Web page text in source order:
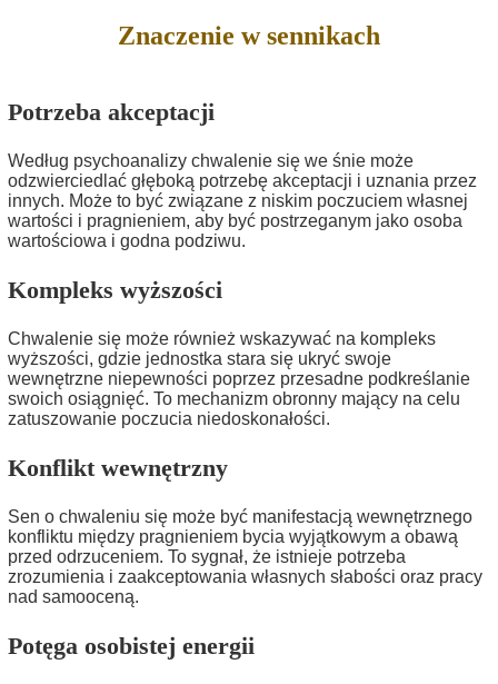
Znaczenie w sennikach
Potrzeba akceptacji
Według psychoanalizy chwalenie się we śnie może
odzwierciedlać głęboką potrzebę akceptacji i uznania przez
innych. Może to być związane z niskim poczuciem własnej
wartości i pragnieniem, aby być postrzeganym jako osoba
wartościowa i godna podziwu.
Kompleks wyższości
Chwalenie się może również wskazywać na kompleks
wyższości, gdzie jednostka stara się ukryć swoje
wewnętrzne niepewności poprzez przesadne podkreślanie
swoich osiągnięć. To mechanizm obronny mający na celu
zatuszowanie poczucia niedoskonałości.
Konflikt wewnętrzny
Sen o chwaleniu się może być manifestacją wewnętrznego
konfliktu między pragnieniem bycia wyjątkowym a obawą
przed odrzuceniem. To sygnał, że istnieje potrzeba
zrozumienia i zaakceptowania własnych słabości oraz pracy
nad samooceną.
Potęga osobistej energii